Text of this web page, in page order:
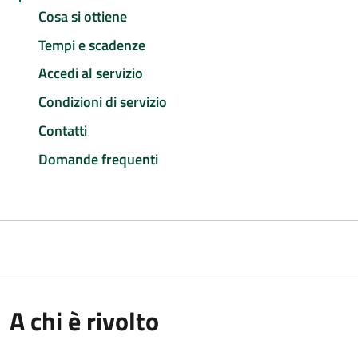
Cosa si ottiene
Tempi e scadenze
Accedi al servizio
Condizioni di servizio
Contatti
Domande frequenti
A chi è rivolto